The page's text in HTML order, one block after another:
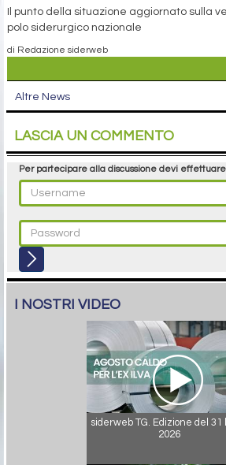
Il punto della situazione aggiornato sulla
polo siderurgico nazionale
di Redazione siderweb
Altre News
LASCIA UN COMMENTO
Per partecipare alla discussione devi effettuare
I NOSTRI VIDEO
siderweb TG. Edizione del 31
2026